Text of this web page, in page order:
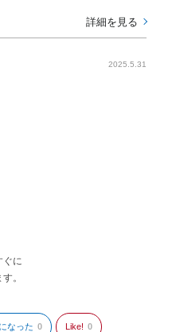
詳細を見る
2025.5.31
ぐに
。
なった 0 Like! 0